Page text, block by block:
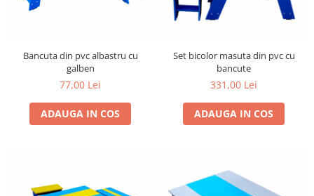
Bancuta din pvc albastru cu
galben
77,00 Lei
ADAUGA IN COS
Set bicolor masuta din pvc cu
bancute
331,00 Lei
ADAUGA IN COS